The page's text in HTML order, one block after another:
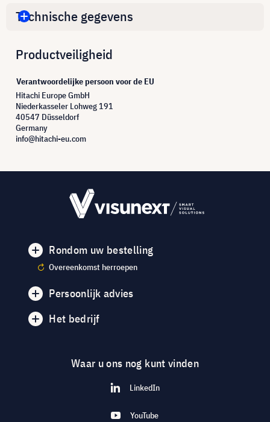
Technische gegevens
Productveiligheid
Verantwoordelijke persoon voor de EU
Hitachi Europe GmbH
Niederkasseler Lohweg 191
40547 Düsseldorf
Germany
info@hitachi-eu.com
Rondom uw bestelling
Overeenkomst herroepen
Persoonlijk advies
Het bedrijf
Waar u ons nog kunt vinden
LinkedIn
YouTube